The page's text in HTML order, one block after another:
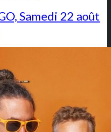
Samedi 22 août